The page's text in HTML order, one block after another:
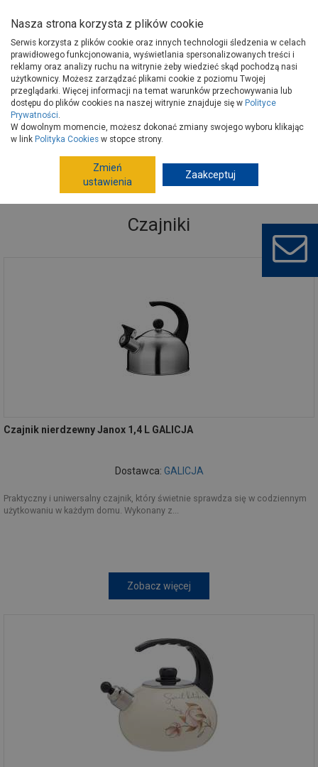
Strona główna Wyposażenie
Wyposażenie, AGD
AGD do jedzenia, serwowania posiłków
Czajniki
Czajniki
Czajnik nierdzewny Janox 1,4 L GALICJA
Dostawca: GALICJA
Praktyczny i uniwersalny czajnik, który świetnie sprawdza się w codziennym
użytkowaniu w każdym domu. Wykonany z...
Zobacz więcej
Nasza strona korzysta z plików cookie
Serwis korzysta z plików cookie oraz innych technologii śledzenia w celach
prawidłowego funkcjonowania, wyświetlania spersonalizowanych treści i
reklamy oraz analizy ruchu na witrynie żeby wiedzieć skąd pochodzą nasi
użytkownicy. Możesz zarządzać plikami cookie z poziomu Twojej
przeglądarki. Więcej informacji na temat warunków przechowywania lub
dostępu do plików cookies na naszej witrynie znajduje się w Polityce
Prywatności.
W dowolnym momencie, możesz dokonać zmiany swojego wyboru klikając
w link Polityka Cookies w stopce strony.
Zmień
ustawienia
Zaakceptuj